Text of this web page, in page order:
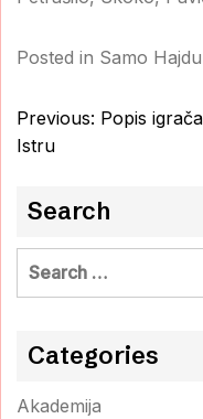
Posted in Samo
Post
navigation
Previous: Popis
Istru
Search
Search
Categories
Akademija